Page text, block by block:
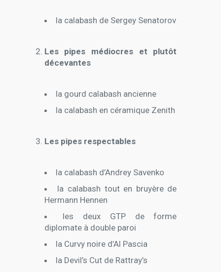
la calabash de Sergey Senatorov
Les pipes médiocres et plutôt
décevantes
la gourd calabash ancienne
la calabash en céramique Zenith
Les pipes respectables
la calabash d’Andrey Savenko
la calabash tout en bruyère de
Hermann Hennen
les deux GTP de forme
diplomate à double paroi
la Curvy noire d’Al Pascia
la Devil’s Cut de Rattray’s